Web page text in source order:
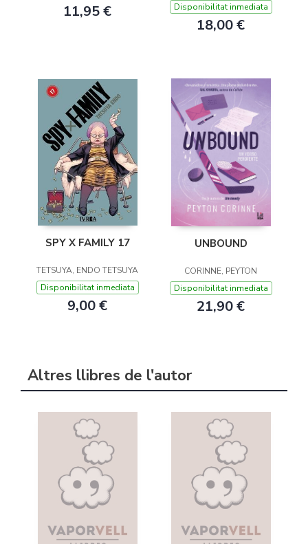
11,95 €
Disponibilitat inmediata
18,00 €
SPY X FAMILY 17
TETSUYA, ENDO TETSUYA
Disponibilitat inmediata
9,00 €
UNBOUND
CORINNE, PEYTON
Disponibilitat inmediata
21,90 €
Altres llibres de l'autor